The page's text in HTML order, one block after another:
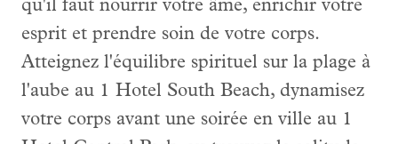
qu'il faut nourrir votre âme, enrichir votre
esprit et prendre soin de votre corps.
Atteignez l'équilibre spirituel sur la plage à
l'aube au 1 Hotel South Beach, dynamisez
votre corps avant une soirée en ville au 1